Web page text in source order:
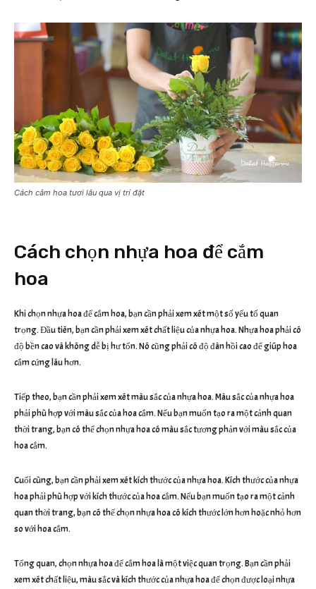
Cách cắm hoa tươi lâu qua vị trí đặt
Cách chọn nhựa hoa để cắm
hoa
Khi chọn nhựa hoa để cắm hoa, bạn cần phải xem xét một số yếu tố quan
trọng. Đầu tiên, bạn cần phải xem xét chất liệu của nhựa hoa. Nhựa hoa phải có
độ bền cao và không dễ bị hư tổn. Nó cũng phải có độ đàn hồi cao để giúp hoa
cắm cứng lâu hơn.
Tiếp theo, bạn cần phải xem xét màu sắc của nhựa hoa. Màu sắc của nhựa hoa
phải phù hợp với màu sắc của hoa cắm. Nếu bạn muốn tạo ra một cảnh quan
thời trang, bạn có thể chọn nhựa hoa có màu sắc tương phản với màu sắc của
hoa cắm.
Cuối cùng, bạn cần phải xem xét kích thước của nhựa hoa. Kích thước của nhựa
hoa phải phù hợp với kích thước của hoa cắm. Nếu bạn muốn tạo ra một cảnh
quan thời trang, bạn có thể chọn nhựa hoa có kích thước lớn hơn hoặc nhỏ hơn
so với hoa cắm.
Tổng quan, chọn nhựa hoa để cắm hoa là một việc quan trọng. Bạn cần phải
xem xét chất liệu, màu sắc và kích thước của nhựa hoa để chọn được loại nhựa